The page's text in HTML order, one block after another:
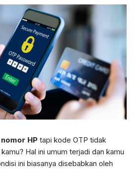
HP tapi kode OTP tidak
Hal ini umum terjadi dan kamu
ini biasanya disebabkan oleh